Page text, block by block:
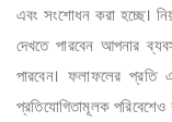
এবং সংশোধন করা হচ্ছে।
দেখতে পারবেন আপনার
পারবেন। ফলাফলের
প্রতিযোগিতামূলক পরিবেশেও